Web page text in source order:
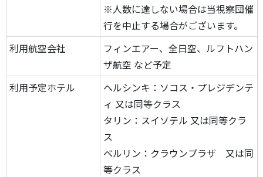
※人数に達しない場合は当視察団催
行を中止する場合がございます。
利用航空会社
フィンエアー、全日空、ルフトハン
ザ航空 など予定
利用予定ホテル
ヘルシンキ：ソコス・プレジデンテ
ィ 又は同等クラス
タリン：スイソテル 又は同等クラ
ス
ベルリン：クラウンプラザ 又は同
等クラス